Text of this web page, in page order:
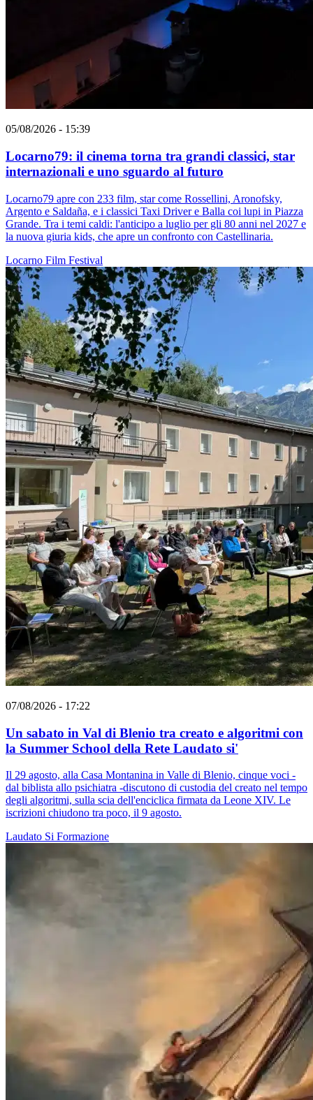
05/08/2026 - 15:39
Locarno79: il cinema torna tra grandi classici, star
internazionali e uno sguardo al futuro
Locarno79 apre con 233 film, star come Rossellini, Aronofsky,
Argento e Saldaña, e i classici Taxi Driver e Balla coi lupi in Piazza
Grande. Tra i temi caldi: l'anticipo a luglio per gli 80 anni nel 2027 e
la nuova giuria kids, che apre un confronto con Castellinaria.
Locarno Film Festival
07/08/2026 - 17:22
Un sabato in Val di Blenio tra creato e algoritmi con
la Summer School della Rete Laudato si'
Il 29 agosto, alla Casa Montanina in Valle di Blenio, cinque voci -
dal biblista allo psichiatra -discutono di custodia del creato nel tempo
degli algoritmi, sulla scia dell'enciclica firmata da Leone XIV. Le
iscrizioni chiudono tra poco, il 9 agosto.
Laudato Si Formazione